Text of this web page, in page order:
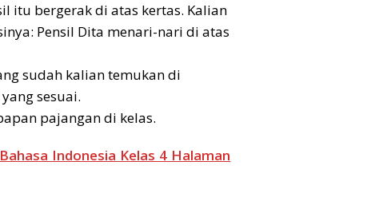
itu bergerak di atas kertas. Kalian
Pensil Dita menari-nari di atas
sudah kalian temukan di
sesuai.
pajangan di kelas.
Indonesia Kelas 4 Halaman